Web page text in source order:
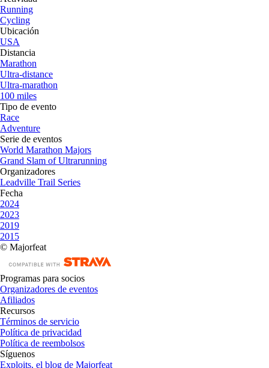
Running
Cycling
Ubicación
USA
Distancia
Marathon
Ultra-distance
Ultra-marathon
100 miles
Tipo de evento
Race
Adventure
Serie de eventos
World Marathon Majors
Grand Slam of Ultrarunning
Organizadores
Leadville Trail Series
Fecha
2024
2023
2019
2015
© Majorfeat
Programas para socios
Organizadores de eventos
Afiliados
Recursos
Términos de servicio
Política de privacidad
Política de reembolsos
Síguenos
Exploits, el blog de Majorfeat